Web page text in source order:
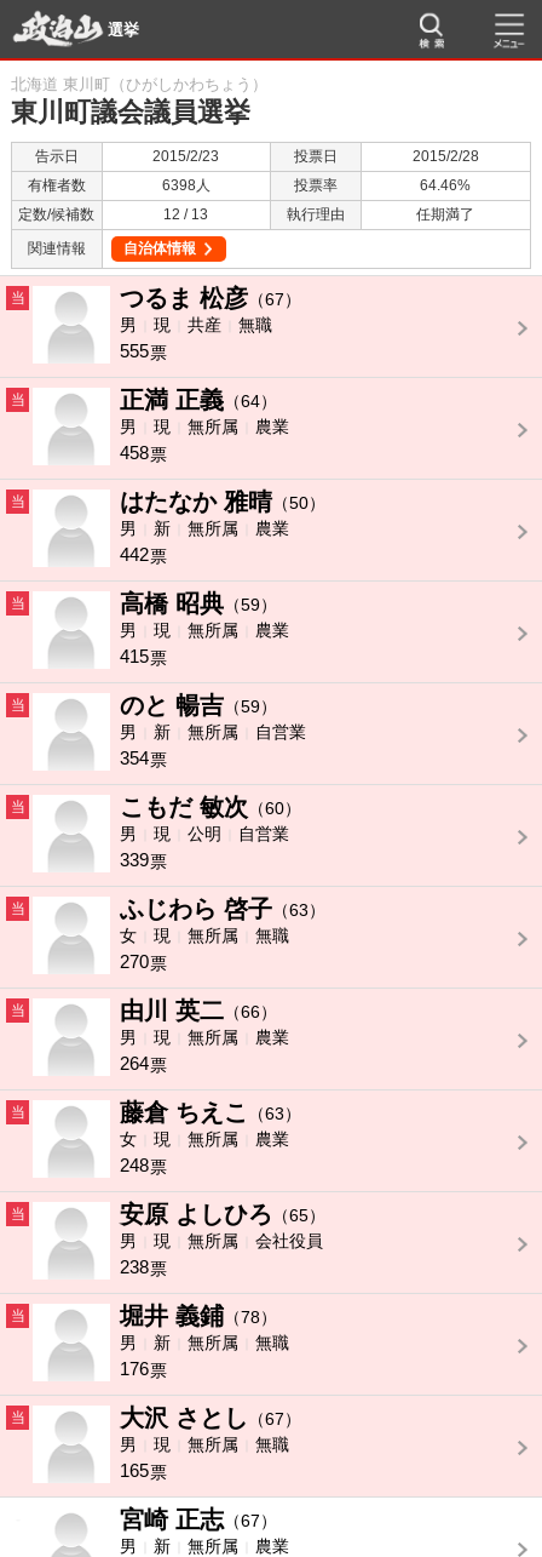
選挙
北海道 東川町（ひがしかわちょう）
東川町議会議員選挙
告示日 2015/2/23 投票日
2015/2/28
有権者数
6398人 投票率
64.46%
定数/候補数
12 / 13 執行理由
任期満了
関連情報
自治体情報
当 つるま 松彦 （67）
男
現 共産 無職
555票
当 正満 正義 （64）
男
現 無所属 農業
458票
当 はたなか 雅晴（50）
男
新 無所属 農業
442票
当 高橋 昭典 （59）
男
現 無所属 農業
415票
当 のと 暢吉 （59）
男
新 無所属 自営業
354票
当 こもだ 敏次 （60）
男
現 公明 自営業
339票
当 ふじわら 啓子 （63）
女
現 無所属 無職
270票
当 由川 英二 （66）
男
現 無所属 農業
264票
当 藤倉 ちえこ
（63）
女
現 無所属 農業
248票
当 安原 よしひろ
（65）
男
現 無所属 会社役員
238票
当 堀井 義鋪 （78）
男
新 無所属 無職
176票
当 大沢 さとし
（67）
男
現 無所属 無職
165票
宮崎 正志 （67）
男
新 無所属 農業